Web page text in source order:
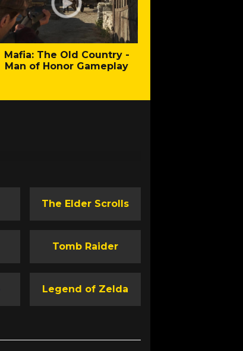
Mafia: The Old Country -
Man of Honor Gameplay
The Elder Scrolls
Tomb Raider
Legend of Zelda